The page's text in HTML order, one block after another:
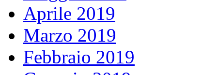
Aprile 2019
Marzo 2019
Febbraio 2019